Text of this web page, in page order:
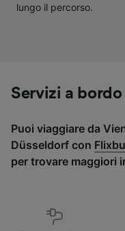
lungo il percorso.
Servizi a bordo
Puoi viaggiare da
Düsseldorf con
per trovare maggiori